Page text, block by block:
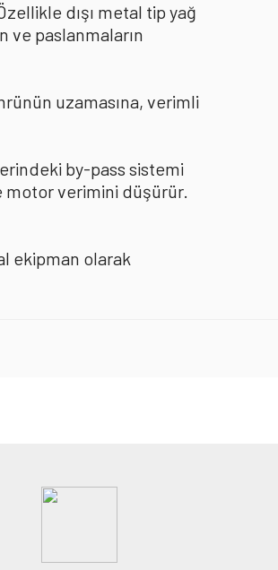
dışı metal tip yağ
ve paslanmaların
uzamasına, verimli
by-pass sistemi
motor verimini düşürür.
ekipman olarak